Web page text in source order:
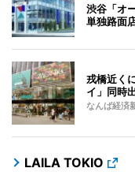
渋谷「オ
単独路面
戎橋近く
イ」同時
なんば経済
LAILA TOKIO